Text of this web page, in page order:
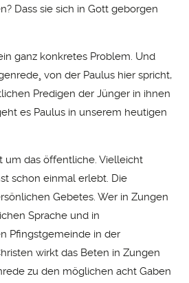
Dass sie sich in Gott geborgen
ganz konkretes Problem. Und
von der Paulus hier spricht,
Predigen der Jünger in ihnen
es Paulus in unserem heutigen
um das öffentliche. Vielleicht
schon einmal erlebt. Die
Gebetes. Wer in Zungen
Sprache und in
Pfingstgemeinde in der
wirkt das Beten in Zungen
zu den möglichen acht Gaben